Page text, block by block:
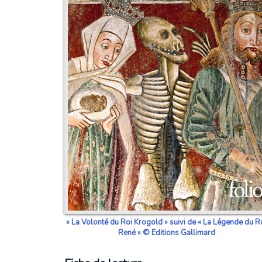
« La Volonté du Roi Krogold » suivi de « La Légende du
René » © Editions Gallimard